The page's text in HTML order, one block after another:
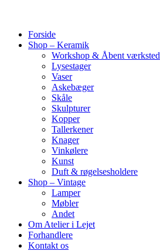
Forside
Shop – Keramik
Workshop & Åbent værksted
Lysestager
Vaser
Askebæger
Skåle
Skulpturer
Kopper
Tallerkener
Knager
Vinkølere
Kunst
Duft & røgelsesholdere
Shop – Vintage
Lamper
Møbler
Andet
Om Atelier i Lejet
Forhandlere
Kontakt os